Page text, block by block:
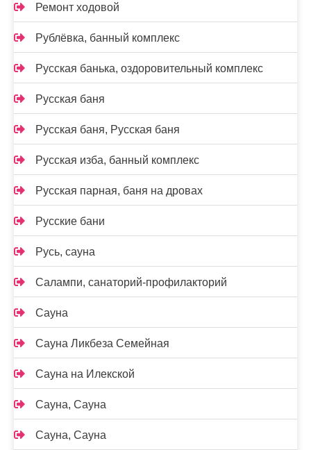
Ремонт ходовой
Рублёвка, банный комплекс
Русская банька, оздоровительный комплекс
Русская баня
Русская баня, Русская баня
Русская изба, банный комплекс
Русская парная, баня на дровах
Русские бани
Русь, сауна
Салампи, санаторий-профилакторий
Сауна
Сауна Ликбеза Семейная
Сауна на Илекской
Сауна, Сауна
Сауна, Сауна